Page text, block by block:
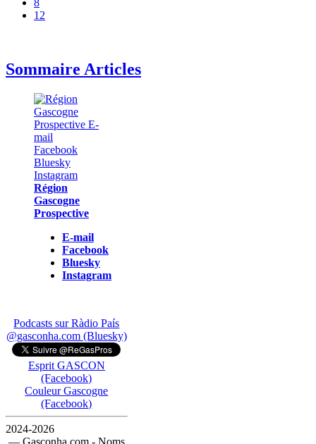
12
Sommaire Articles
Région
Gascogne
Prospective
E-mail
Facebook
Bluesky
Instagram
Podcasts sur Ràdio País
@gasconha.com (Bluesky)
Esprit GASCON
(Facebook)
Couleur Gascogne
(Facebook)
2024-2026
— Gasconha.com - Noms